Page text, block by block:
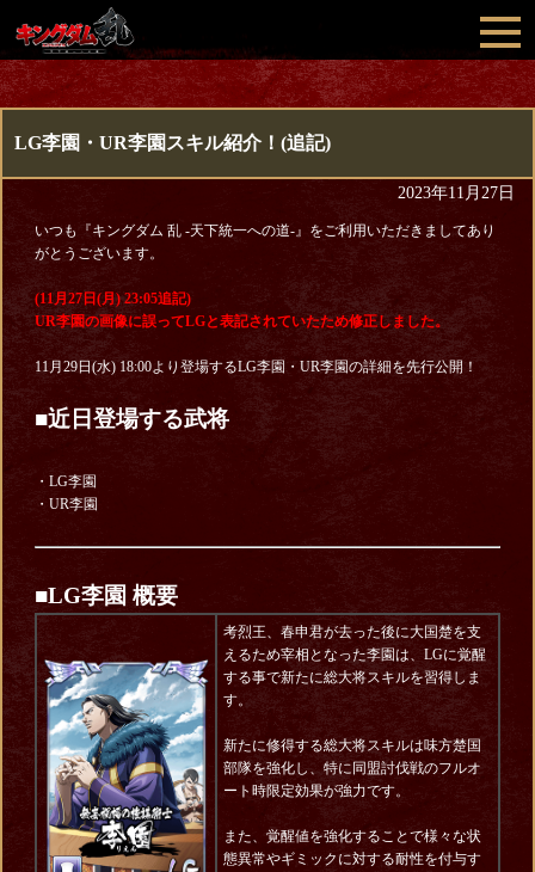
LG李園・UR李園スキル紹介！(追記)
2023年11月27日
いつも『キングダム 乱 -天下統一への道-』をご利用いただきましてあり
がとうございます。
(11月27日(月) 23:05追記)
UR李園の画像に誤ってLGと表記されていたため修正しました。
11月29日(水) 18:00より登場するLG李園・UR李園の詳細を先行公開！
■近日登場する武将
・LG李園
・UR李園
■LG李園 概要
考烈王、春申君が去った後に大国楚を支
えるため宰相となった李園は、LGに覚醒
する事で新たに総大将スキルを習得しま
す。
新たに修得する総大将スキルは味方楚国
部隊を強化し、特に同盟討伐戦のフルオ
ート時限定効果が強力です。
また、覚醒値を強化することで様々な状
態異常やギミックに対する耐性を付与す